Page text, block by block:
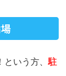
という方、駐